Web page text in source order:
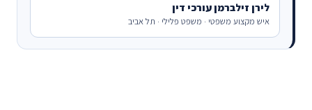
לירן זילברמן עורכי דין
איש מקצוע משפטי · משפט פלילי · תל אביב